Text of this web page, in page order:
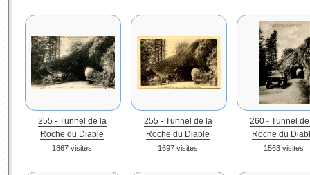
255 - Tunnel de la
Roche du Diable
1867 visites
255 - Tunnel de la
Roche du Diable
1697 visites
260 - Tunnel
Roche du
1563 visites